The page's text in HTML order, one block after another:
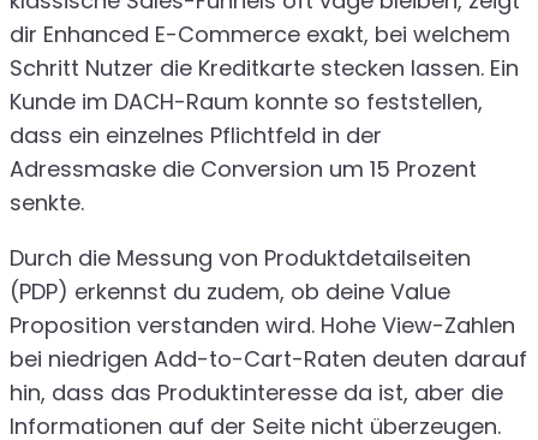
dir Enhanced E-Commerce exakt, bei welchem
Schritt Nutzer die Kreditkarte stecken lassen. Ein
Kunde im DACH-Raum konnte so feststellen,
dass ein einzelnes Pflichtfeld in der
Adressmaske die Conversion um 15 Prozent
senkte.
Durch die Messung von Produktdetailseiten
(PDP) erkennst du zudem, ob deine Value
Proposition verstanden wird. Hohe View-Zahlen
bei niedrigen Add-to-Cart-Raten deuten darauf
hin, dass das Produktinteresse da ist, aber die
Informationen auf der Seite nicht überzeugen.